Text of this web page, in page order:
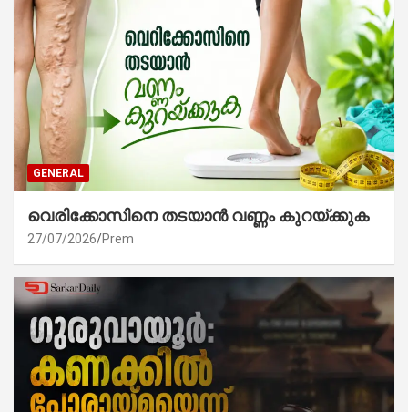
GENERAL
വെരിക്കോസിനെ തടയാൻ വണ്ണം കുറയ്ക്കുക
27/07/2026 Prem